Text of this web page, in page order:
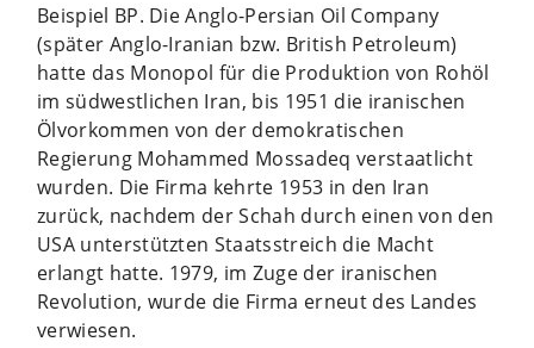
Beispiel BP. Die Anglo-Persian Oil Company
(später Anglo-Iranian bzw. British Petroleum)
hatte das Monopol für die Produktion von Rohöl
im südwestlichen Iran, bis 1951 die iranischen
Ölvorkommen von der demokratischen
Regierung Mohammed Mossadeq verstaatlicht
wurden. Die Firma kehrte 1953 in den Iran
zurück, nachdem der Schah durch einen von den
USA unterstützten Staatsstreich die Macht
erlangt hatte. 1979, im Zuge der iranischen
Revolution, wurde die Firma erneut des Landes
verwiesen.